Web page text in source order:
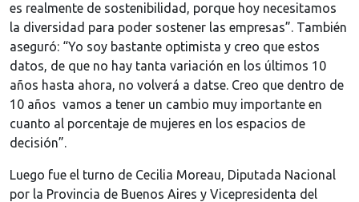
es realmente de sostenibilidad, porque hoy necesitamos
la diversidad para poder sostener las empresas”. También
aseguró: “Yo soy bastante optimista y creo que estos
datos, de que no hay tanta variación en los últimos 10
años hasta ahora, no volverá a datse. Creo que dentro de
10 años vamos a tener un cambio muy importante en
cuanto al porcentaje de mujeres en los espacios de
decisión”.
Luego fue el turno de Cecilia Moreau, Diputada Nacional
por la Provincia de Buenos Aires y Vicepresidenta del